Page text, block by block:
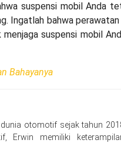
suspensi mobil Anda
Ingatlah bahwa
suspensi mobil
Bahayanya
otomotif sejak tahun
Erwin memiliki